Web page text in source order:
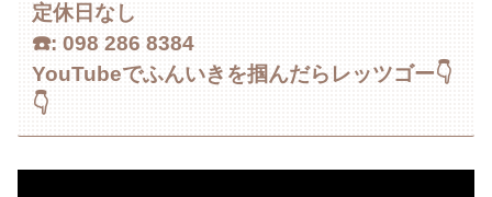
定休日なし
☎️: 098 286 8384
YouTubeでふんいきを掴んだらレッツゴー👇
👇